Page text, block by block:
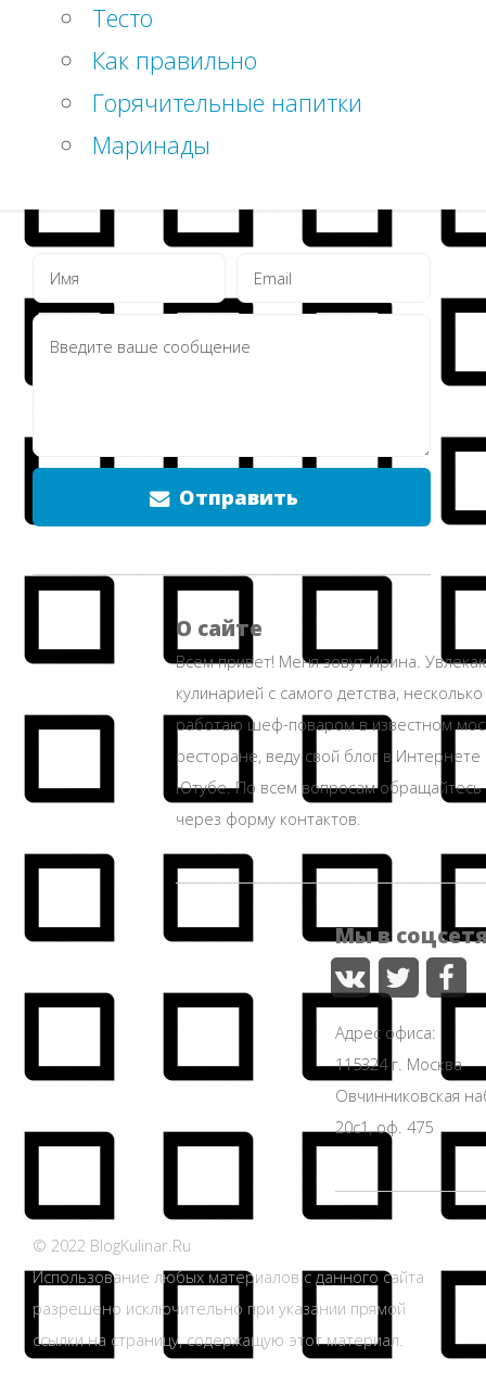
Тесто
Как правильно
Горячительные напитки
Маринады
Отправить
О сайте
Всем привет! Меня зовут Ирина.
кулинарией с самого детства,
работаю шеф-поваром в известном
ресторане, веду свой блог в Интернете
Ютубе. По всем вопросам
через форму контактов.
Мы в
Адрес офиса:
115324 г. Москва
Овчинниковская
20с1, оф. 475
© 2022 BlogKulinar.Ru
Использование любых материалов с данного сайта
разрешено исключительно при указании прямой
ссылки на страницу, содержащую этот материал.